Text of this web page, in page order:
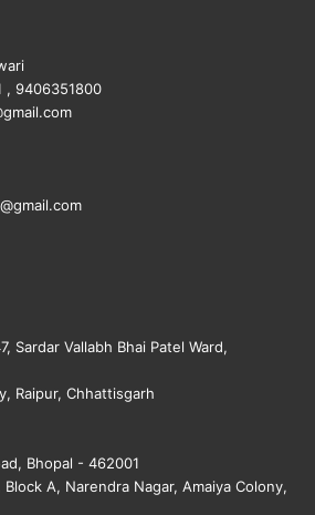
, 9406351800
Sardar Vallabh Bhai Patel Ward,
Raipur, Chhattisgarh
Bhopal - 462001
A, Narendra Nagar, Amaiya Colony,